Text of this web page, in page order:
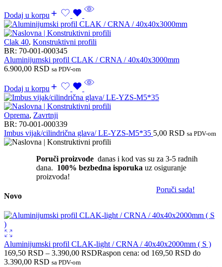
Dodaj u korpu
Clak 40, Konstruktivni profili
BR: 70-001-000345
Aluminijumski profil CLAK / CRNA / 40x40x3000mm
6.900,00 RSD sa PDV-om
Dodaj u korpu
Oprema, Zavrtnji
BR: 70-001-000339
Imbus vijak/cilindrična glava/ LE-YZS-M5*35 5,00 RSD sa PDV-om
Poruči proizvode danas i kod vas su za 3-5 radnih
dana. 100% bezbedna isporuka uz osiguranje
proizvoda!
Poruči sada!
Novo
Aluminijumski profil CLAK-light / CRNA / 40x40x2000mm ( S )
169,50 RSD – 3.390,00 RSDRaspon cena: od 169,50 RSD do
3.390,00 RSD sa PDV-om